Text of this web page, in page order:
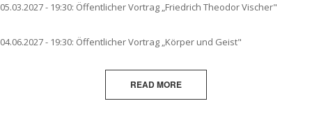
05.03.2027 - 19:30: Öffentlicher Vortrag „Friedrich Theodor Vischer"
04.06.2027 - 19:30: Öffentlicher Vortrag „Körper und Geist"
READ MORE